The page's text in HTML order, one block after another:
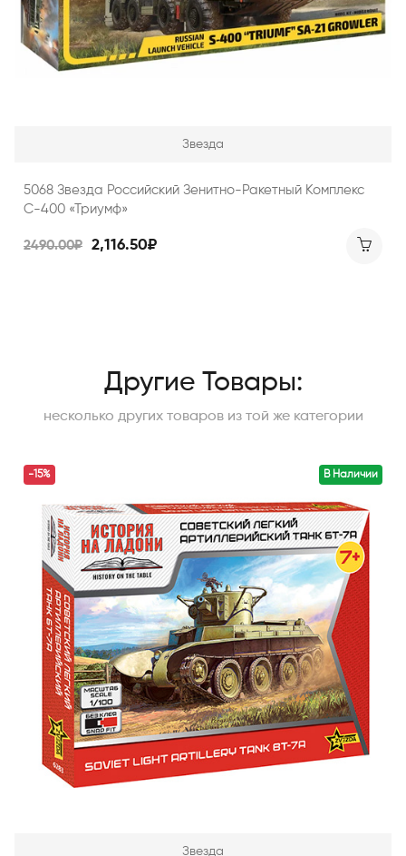
Звезда
5068 Звезда Российский Зенитно-Ракетный Комплекс
С-400 «Триумф»
2490.00₽ 2,116.50₽
Другие Товары:
несколько других товаров из той же категории
В Наличии
-15%
Звезда